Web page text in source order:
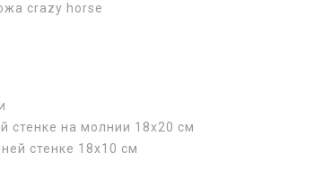
crazy horse
стенке на молнии 18х20 см
стенке 18х10 см